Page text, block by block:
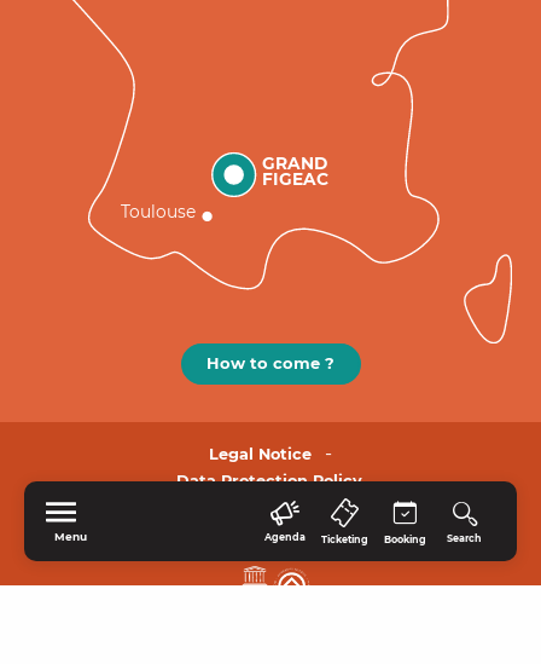
Menu Agenda Ticketing Booking Search
GRAND
FIGEAC
Toulouse
How to come ?
Legal Notice
Data Protection Policy.